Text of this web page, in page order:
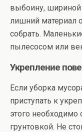
выбоину, шириной
лишний материал
собрать.
пылесосом или
Укрепление
Если уборка
приступать к
этого необходимо
грунтовкой. Не